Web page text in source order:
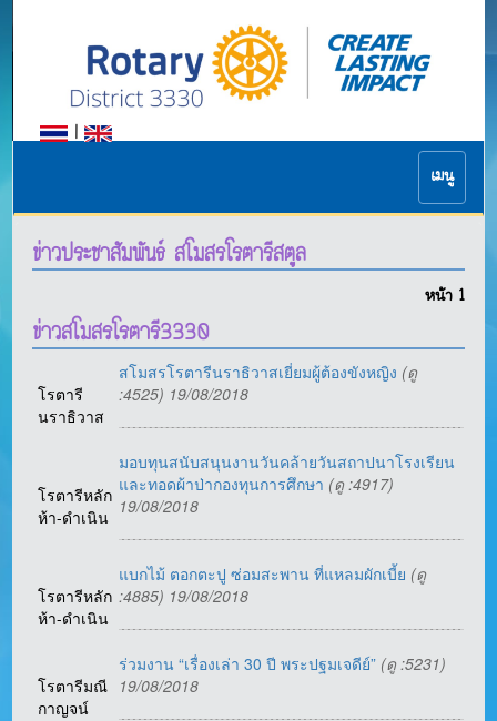
|
เมนู
ข่าวประชาสัมพันธ์ สโมสรโรตารีสตูล
หน้า 1
ข่าวสโมสรโรตารี3330
โรตารี
นราธิวาส
สโมสรโรตารีนราธิวาสเยี่ยมผู้ต้องขังหญิง (ดู
:4525) 19/08/2018
โรตารีหลัก
ห้า-ดำเนิน
มอบทุนสนับสนุนงานวันคล้ายวันสถาปนาโรงเรียน
และทอดผ้าป่ากองทุนการศึกษา (ดู :4917)
19/08/2018
โรตารีหลัก
ห้า-ดำเนิน
แบกไม้ ตอกตะปู ซ่อมสะพาน ที่แหลมผักเบี้ย (ดู
:4885) 19/08/2018
โรตารีมณี
กาญจน์
ร่วมงาน “เรื่องเล่า 30 ปี พระปฐมเจดีย์” (ดู :5231)
19/08/2018